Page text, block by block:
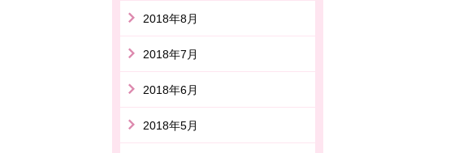
2018年8月
2018年7月
2018年6月
2018年5月